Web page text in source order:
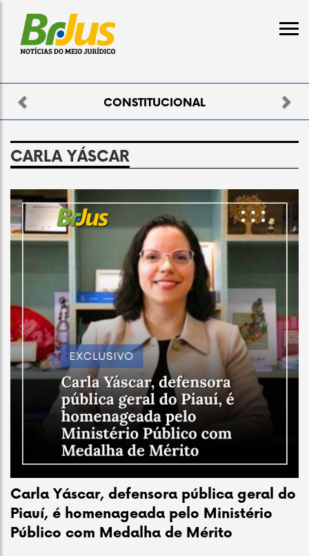
ELEITORAL
Previous
CARLA YÁSCAR
Carla Yáscar, defensora pública geral do
Piauí, é homenageada pelo Ministério
Público com Medalha de Mérito